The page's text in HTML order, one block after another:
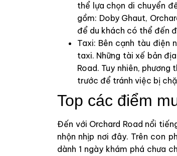
thể lựa chọn di chuyển
gồm: Doby Ghaut,
để du khách có thể đến
Taxi: Bên cạnh tàu điện
taxi. Những tài xế bản
Road. Tuy nhiên,
trước để tránh việc bị
Top các điểm
Đến với Orchard Road nổi
nhộn nhịp nơi đây. Trên con
dành 1 ngày khám phá chưa